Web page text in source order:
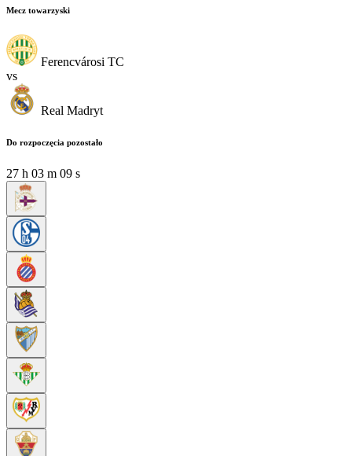
Mecz towarzyski
Ferencvárosi TC
vs
Real Madryt
Do rozpoczęcia pozostało
27 h 03 m 07 s